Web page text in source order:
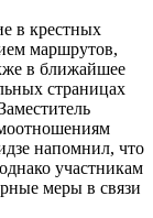
в крестных
маршрутов,
в ближайшее
страницах
напомнил, что
участникам
меры в связи